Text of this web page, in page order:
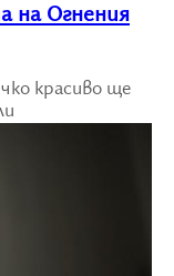
на Огнения
красиво ще